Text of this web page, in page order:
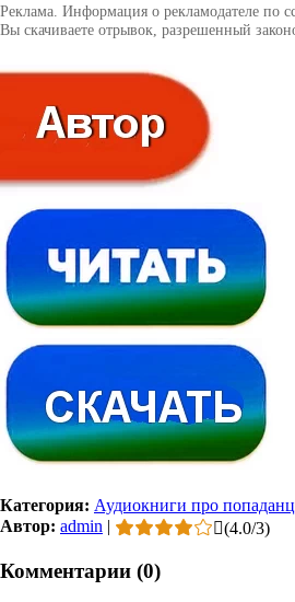
Реклама. Информация о рекламодателе по
Вы скачиваете отрывок, разрешенный
Категория: Аудиокниги про
Автор: admin | (4.0/3)
Комментарии (0)